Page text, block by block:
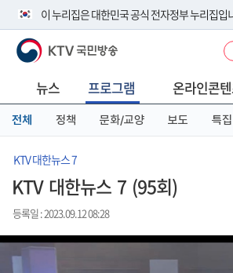
이 누리집은 대한민국 공식 전자정부 누리집입
공식 누리집 주소 확인하기
니다.
이밖에 or.kr 또는 .kr등 다른 도메인 주소를 사
서 도메인 주소를 확인해 보세요
KTV 국민방송
뉴스 프로그램 온라인콘
전체 정책 문화/교양 보도 특집
KTV 대한뉴스 7
KTV 대한뉴스 7 (95회)
등록일 : 2023.09.12 08:28